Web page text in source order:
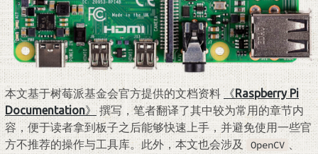
本文基于树莓派基金会官方提供的文档资料 《Raspberry Pi
Documentation》撰写，笔者翻译了其中较为常用的章节内
容，便于读者拿到板子之后能够快速上手，并避免使用一些官
方不推荐的操作与工具库。此外，本文也会涉及 OpenCV 、